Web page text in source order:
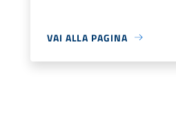
VAI ALLA PAGINA